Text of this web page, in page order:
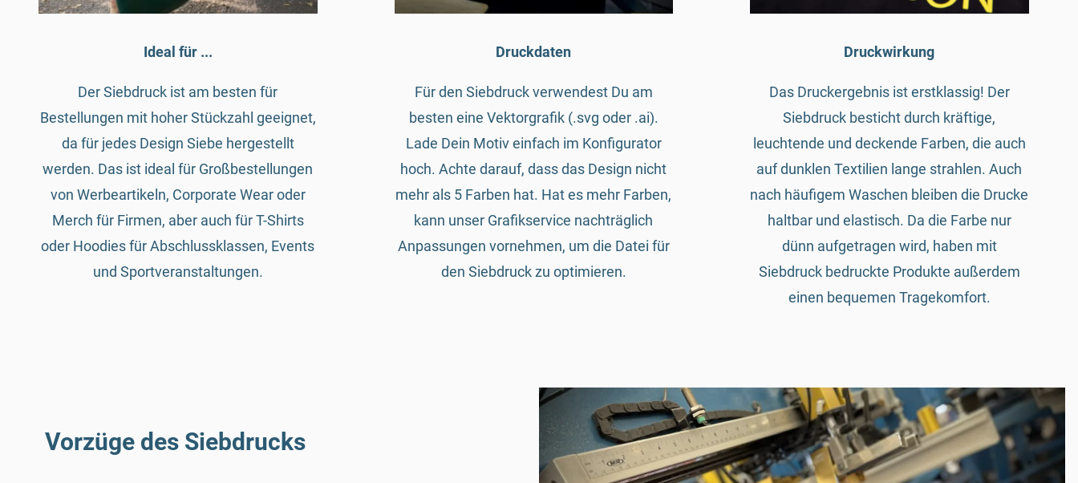
Ideal für ...
Der Siebdruck ist am besten für
Bestellungen mit hoher Stückzahl geeignet,
da für jedes Design Siebe hergestellt
werden. Das ist ideal für Großbestellungen
von Werbeartikeln, Corporate Wear oder
Merch für Firmen, aber auch für T-Shirts
oder Hoodies für Abschlussklassen, Events
und Sportveranstaltungen.
Druckdaten
Für den Siebdruck verwendest Du am
besten eine Vektorgrafik (.svg oder .ai).
Lade Dein Motiv einfach im Konfigurator
hoch. Achte darauf, dass das Design nicht
mehr als 5 Farben hat. Hat es mehr Farben,
kann unser Grafikservice nachträglich
Anpassungen vornehmen, um die Datei für
den Siebdruck zu optimieren.
Druckwirkung
Das Druckergebnis ist erstklassig! Der
Siebdruck besticht durch kräftige,
leuchtende und deckende Farben, die auch
auf dunklen Textilien lange strahlen. Auch
nach häufigem Waschen bleiben die Drucke
haltbar und elastisch. Da die Farbe nur
dünn aufgetragen wird, haben mit
Siebdruck bedruckte Produkte außerdem
einen bequemen Tragekomfort.
Vorzüge des Siebdrucks